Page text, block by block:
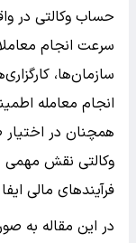
حساب وکالتی در
سرعت انجام
سازمان‌ها،
انجام معامله
همچنان در
وکالتی نقش مهمی
فرآیندهای مالی
در این مقاله به